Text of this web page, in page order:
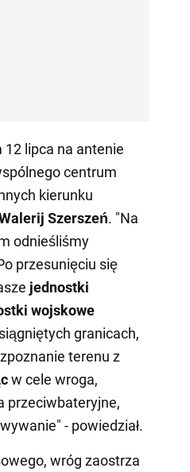
12 lipca na antenie
centrum
kierunku
Szerszeń. "Na
odnieśliśmy
przesunięciu się
jednostki
wojskowe
granicach,
terenu z
w cele wroga,
przeciwbateryjne,
- powiedział.
wróg zaostrza